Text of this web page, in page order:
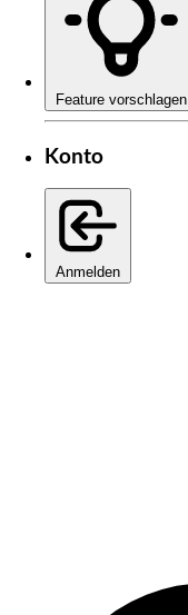
Feature vorschlagen
Konto
Anmelden